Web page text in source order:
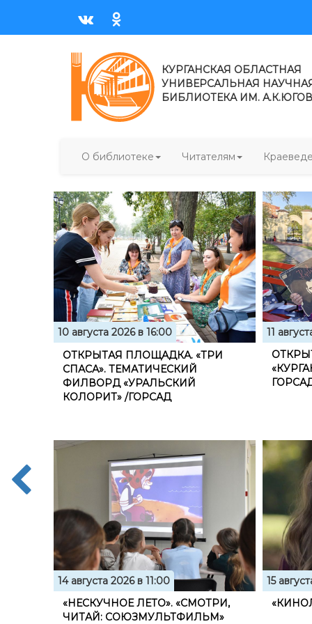
КУРГАНСКАЯ ОБЛАСТНАЯ
УНИВЕРСАЛЬНАЯ
БИБЛИОТЕКА ИМ.
О библиотеке Читателям
10 августа 2026 в 16:00
ОТКРЫТАЯ ПЛОЩАДКА. «ТРИ
СПАСА». ТЕМАТИЧЕСКИЙ
ФИЛВОРД «УРАЛЬСКИЙ
КОЛОРИТ» /ГОРСАД
11
14 августа 2026 в 11:00
«НЕСКУЧНОЕ ЛЕТО». «СМОТРИ,
ЧИТАЙ: СОЮЗМУЛЬТФИЛЬМ»
15